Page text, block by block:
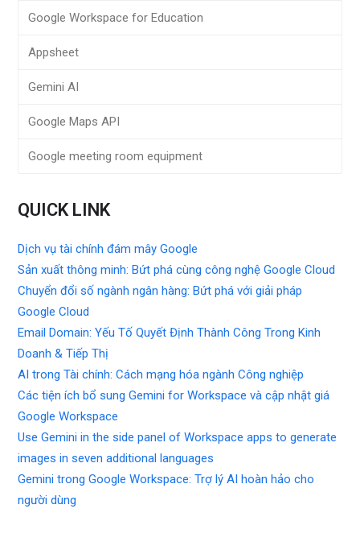
Google Workspace for Education
Appsheet
Gemini AI
Google Maps API
Google meeting room equipment
QUICK LINK
Dịch vụ tài chính đám mây Google
Sản xuất thông minh: Bứt phá cùng công nghệ Google Cloud
Chuyển đổi số ngành ngân hàng: Bứt phá với giải pháp
Google Cloud
Email Domain: Yếu Tố Quyết Định Thành Công Trong Kinh
Doanh & Tiếp Thị
AI trong Tài chính: Cách mạng hóa ngành Công nghiệp
Các tiện ích bổ sung Gemini for Workspace và cập nhật giá
Google Workspace
Use Gemini in the side panel of Workspace apps to generate
images in seven additional languages
Gemini trong Google Workspace: Trợ lý AI hoàn hảo cho
người dùng